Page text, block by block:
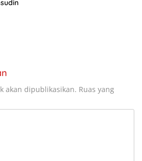
akan dipublikasikan. Ruas yang